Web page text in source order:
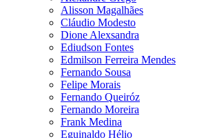
Alisson Magalhães
Cláudio Modesto
Dione Alexsandra
Ediudson Fontes
Edmilson Ferreira Mendes
Fernando Sousa
Felipe Morais
Fernando Queiróz
Fernando Moreira
Frank Medina
Eguinaldo Hélio